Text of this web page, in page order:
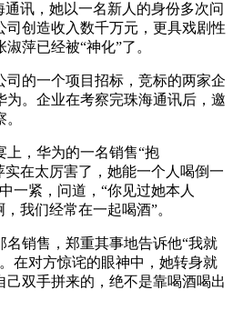
讯，她以一名新人的身份多次问
司创造收入数千万元，更具戏剧性
萍已经被“神化”了。
的一个项目招标，竞标的两家企
为。企业在考察完珠海通讯后，邀
，华为的一名销售“抱
实在太厉害了，她能一个人喝倒一
一紧，问道，“你见过她本人
我们经常在一起喝酒”。
销售，郑重其事地告诉他“我就
在对方惊诧的眼神中，她转身就
己双手拼来的，绝不是靠喝酒喝出